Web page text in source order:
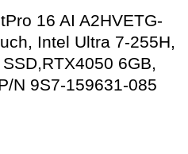
16 AI A2HVETG-
Intel Ultra 7-255H,
6GB,
N 9S7-159631-085